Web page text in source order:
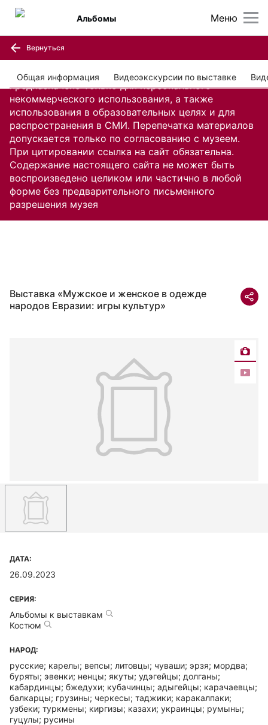
Содержание настоящего сайта, включая все
изображения и текстовую информацию,
предназначено только для персонального
некоммерческого использования, а также
использования в образовательных целях и для
распространения в СМИ. Перепечатка материалов
допускается только по согласованию с музеем.
При цитировании ссылка на сайт обязательна.
Содержание настоящего сайта не может быть
воспроизведено целиком или частично в любой
форме без предварительного письменного
разрешения музея
Меню
Альбомы
Вернуться
Общая информация Видеоэкскурсии по выставке
Выставка «Мужское и женское в одежде
народов Евразии: игры культур»
ДАТА:
26.09.2023
СЕРИЯ:
Альбомы к выставкам
Костюм
НАРОД:
русские; карелы; вепсы; литовцы; чуваши; эрзя; мордва;
буряты; эвенки; ненцы; якуты; удэгейцы; долганы;
кабардинцы; бжедухи; кубачинцы; адыгейцы; карачаевцы;
балкарцы; грузины; черкесы; таджики; каракалпаки;
узбеки; туркмены; киргизы; казахи; украинцы; румыны;
гуцулы; русины